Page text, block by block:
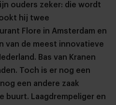
ouders zeker: die wordt
hij twee
Flore in Amsterdam en
van de meest innovatieve
Bas van Kranen
Toch is er nog een
een andere zaak
buurt. Laagdrempeliger en